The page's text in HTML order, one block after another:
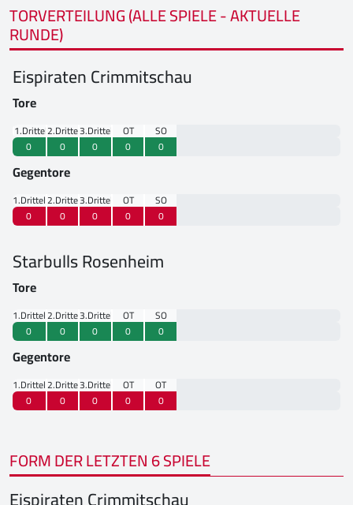
TORVERTEILUNG (ALLE SPIELE - AKTUELLE
RUNDE)
Eispiraten Crimmitschau
Tore
1.Drittel2.Drittel3.Drittel OT
SO
0
0 0 0 0
Gegentore
1.Drittel2.Drittel3.Drittel OT
SO
0
0 0 0 0
Starbulls Rosenheim
Tore
1.Drittel2.Drittel3.Drittel OT
SO
0
0 0 0 0
Gegentore
1.Drittel2.Drittel3.Drittel OT
OT
0
0 0 0 0
FORM DER LETZTEN 6 SPIELE